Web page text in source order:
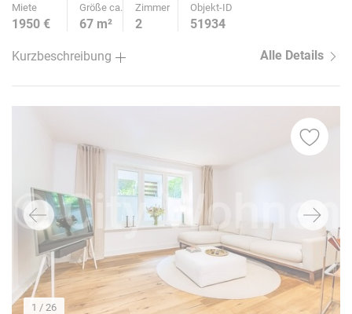
Miete Größe ca. Zimmer Objekt-ID
1950 € 67 m² 2 51934
Kurzbeschreibung Alle Details
1 / 26